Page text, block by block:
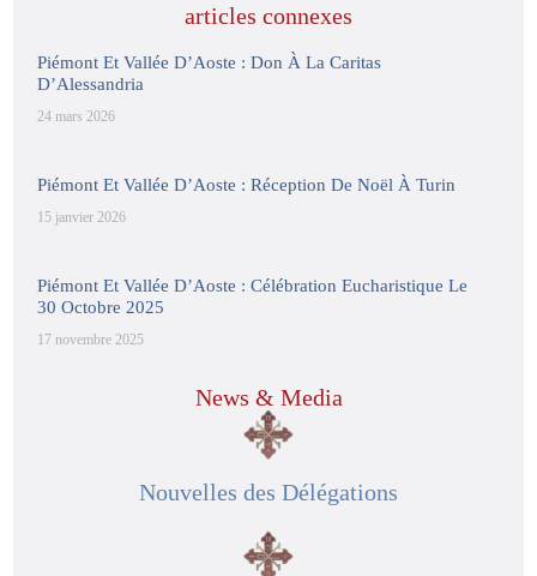
articles connexes
Piémont Et Vallée D’Aoste : Don À La Caritas
D’Alessandria
24 mars 2026
Piémont Et Vallée D’Aoste : Réception De Noël À Turin
15 janvier 2026
Piémont Et Vallée D’Aoste : Célébration Eucharistique Le
30 Octobre 2025
17 novembre 2025
News & Media
Nouvelles des Délégations